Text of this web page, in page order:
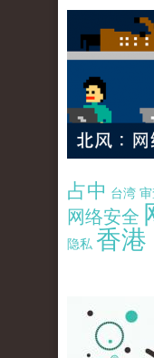
占中 台湾
网络安全
隐私 香港
pao-pao-